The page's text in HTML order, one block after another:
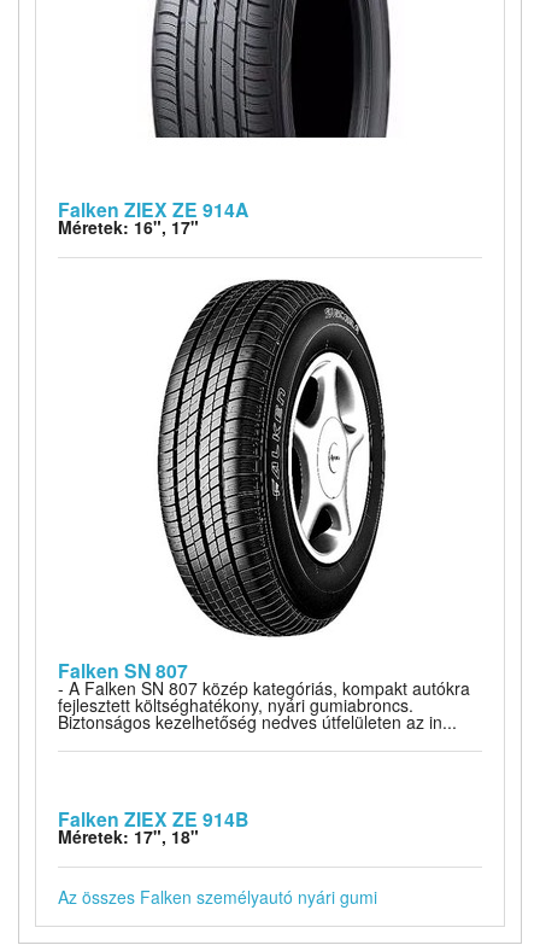
Falken ZIEX ZE 914A
Méretek: 16", 17"
Falken SN 807
- A Falken SN 807 közép kategóriás, kompakt autókra
fejlesztett költséghatékony, nyári gumiabroncs.
Biztonságos kezelhetőség nedves útfelületen az in...
Falken ZIEX ZE 914B
Méretek: 17", 18"
Az összes Falken személyautó nyári gumi